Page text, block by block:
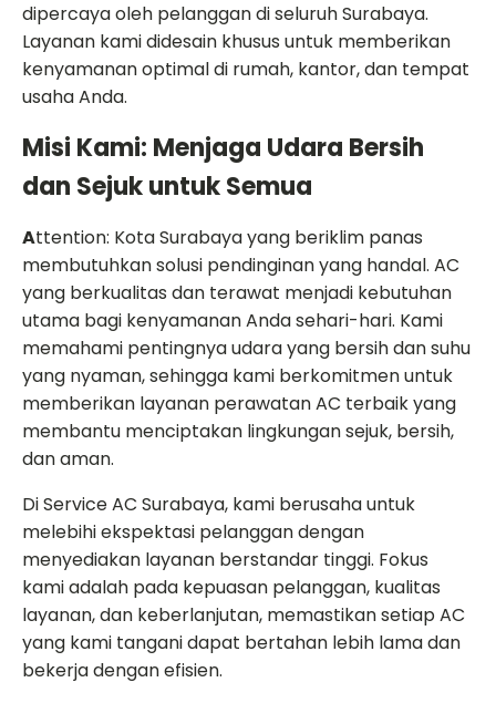
dipercaya oleh pelanggan di seluruh Surabaya.
Layanan kami didesain khusus untuk memberikan
kenyamanan optimal di rumah, kantor, dan tempat
usaha Anda.
Misi Kami: Menjaga Udara Bersih
dan Sejuk untuk Semua
Attention: Kota Surabaya yang beriklim panas
membutuhkan solusi pendinginan yang handal. AC
yang berkualitas dan terawat menjadi kebutuhan
utama bagi kenyamanan Anda sehari-hari. Kami
memahami pentingnya udara yang bersih dan suhu
yang nyaman, sehingga kami berkomitmen untuk
memberikan layanan perawatan AC terbaik yang
membantu menciptakan lingkungan sejuk, bersih,
dan aman.
Di Service AC Surabaya, kami berusaha untuk
melebihi ekspektasi pelanggan dengan
menyediakan layanan berstandar tinggi. Fokus
kami adalah pada kepuasan pelanggan, kualitas
layanan, dan keberlanjutan, memastikan setiap AC
yang kami tangani dapat bertahan lebih lama dan
bekerja dengan efisien.